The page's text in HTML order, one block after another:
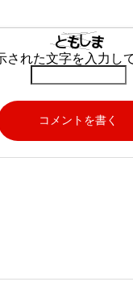
された文字を入力し